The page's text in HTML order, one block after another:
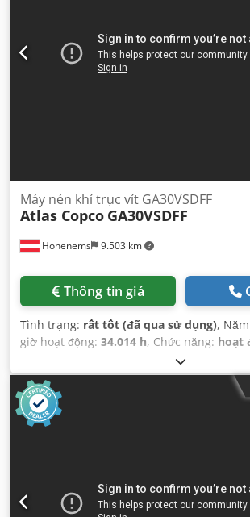
Hohenems 9.503 km
Máy nén khí trục vít GA30VSDFF
Atlas Copco GA30VSDFF
Thông tin giá
Tình trạng: rất tốt (đã qua sử dụng),
giờ hoạt động: 34.014 h, Chức năng: hoạt